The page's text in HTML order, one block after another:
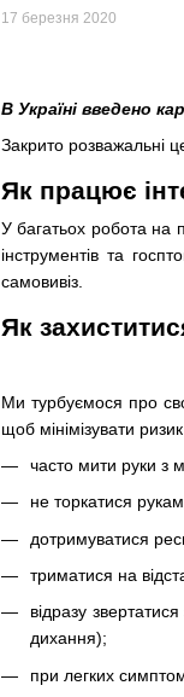
17 березня 2020
В Україні введено
Закрито розважальні
Як працює
У багатьох робота на
інструментів та
самовивіз.
Як
Ми турбуємося про
щоб мінімізувати
часто мити руки з
не торкатися
дотримуватися
триматися на
відразу
дихання);
при легких